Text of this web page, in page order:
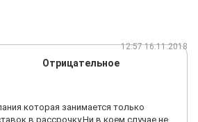
12:57 16.11.2018
Отрицательное
которая занимается только
в рассрочку.Ни в коем случае не